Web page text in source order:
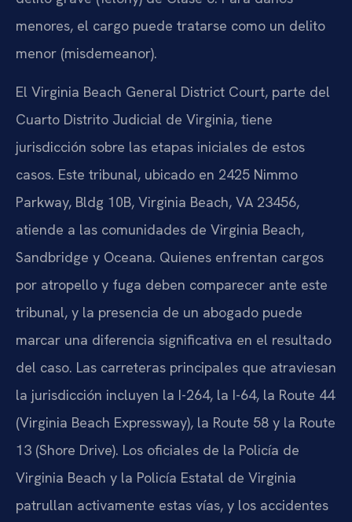
menores, el cargo puede tratarse como un delito
menor (misdemeanor).
El Virginia Beach General District Court, parte del
Cuarto Distrito Judicial de Virginia, tiene
jurisdicción sobre las etapas iniciales de estos
casos. Este tribunal, ubicado en 2425 Nimmo
Parkway, Bldg 10B, Virginia Beach, VA 23456,
atiende a las comunidades de Virginia Beach,
Sandbridge y Oceana. Quienes enfrentan cargos
por atropello y fuga deben comparecer ante este
tribunal, y la presencia de un abogado puede
marcar una diferencia significativa en el resultado
del caso. Las carreteras principales que atraviesan
la jurisdicción incluyen la I-264, la I-64, la Route 44
(Virginia Beach Expressway), la Route 58 y la Route
13 (Shore Drive). Los oficiales de la Policía de
Virginia Beach y la Policía Estatal de Virginia
patrullan activamente estas vías, y los accidentes